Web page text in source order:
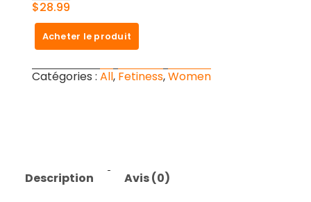
SHAPERMINT Shapewear for
women – High-Waisted